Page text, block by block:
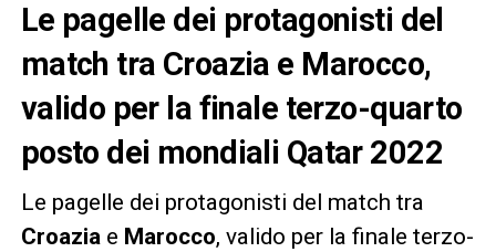
Le pagelle dei protagonisti del
match tra Croazia e Marocco,
valido per la finale terzo-quarto
posto dei mondiali Qatar 2022
Le pagelle dei protagonisti del match tra
Croazia e Marocco, valido per la finale terzo-